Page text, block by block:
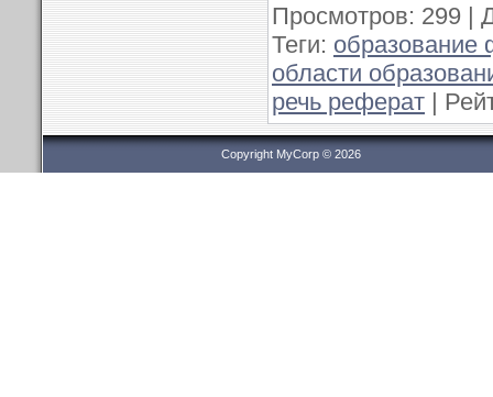
Просмотров: 299 |
Теги: образование
области
речь реферат |
Copyright MyCorp © 2026